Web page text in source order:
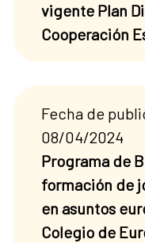
vigente Plan
Cooperación
Fecha de
08/04/2024
Programa de
formación de
en asuntos
Colegio de